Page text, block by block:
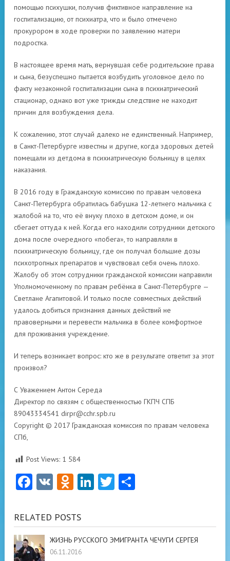
помощью психушки, получив фиктивное направление на
госпитализацию, от психиатра, что и было отмечено
прокурором в ходе проверки по заявлению матери
подростка.
В настоящее время мать, вернувшая себе родительские права
и сына, безуспешно пытается возбудить уголовное дело по
факту незаконной госпитализации сына в психиатрический
стационар, однако вот уже трижды следствие не находит
причин для возбуждения дела.
К сожалению, этот случай далеко не единственный. Например,
в Санкт-Петербурге известны и другие, когда здоровых детей
помещали из детдома в психиатрическую больницу в целях
наказания.
В 2016 году в Гражданскую комиссию по правам человека
Санкт-Петербурга обратилась бабушка 12-летнего мальчика с
жалобой на то, что её внуку плохо в детском доме, и он
сбегает оттуда к ней. Когда его находили сотрудники детского
дома после очередного «побега», то направляли в
психиатрическую больницу, где он получал большие дозы
психотропных препаратов и чувствовал себя очень плохо.
Жалобу об этом сотрудники гражданской комиссии направили
Уполномоченному по правам ребёнка в Санкт-Петербурге —
Светлане Агапитовой. И только после совместных действий
удалось добиться признания данных действий не
правоверными и перевести мальчика в более комфортное
для проживания учреждение.
И теперь возникает вопрос: кто же в результате ответит за этот
произвол?
С Уважением Антон Середа
Директор по связям с общественностью ГКПЧ СПБ
89043334541 dirpr@cchr.spb.ru
Copyright © 2017 Гражданская комиссия по правам человека
СПб,
Post Views: 1 584
Facebook
VK Odnoklassniki
LinkedIn
Twitter
RELATED POSTS
ЖИЗНЬ РУССКОГО ЭМИГРАНТА ЧЕЧУГИ СЕРГЕЯ
06.11.2016